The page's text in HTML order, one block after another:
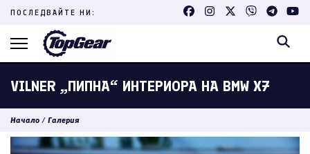
Skip
content
ПОСЛЕДВАЙТЕ НИ:
VILNER „ПИПНА“ ИНТЕРИОРА НА BMW X7
Начало / Галерия